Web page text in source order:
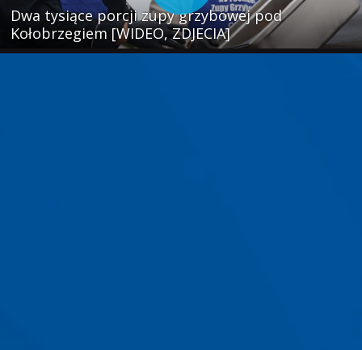
Dwa tysiące porcji zupy grzybowej pod
Kołobrzegiem [WIDEO, ZDJECIA]